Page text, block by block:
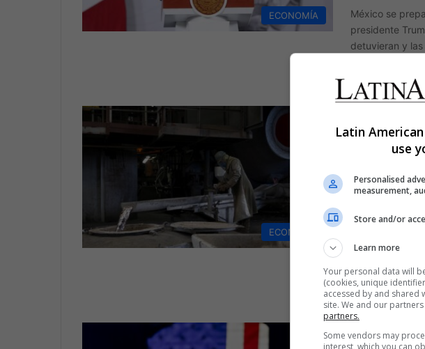
ECONOMÍA
México se
presidente
detuvieran y
ECONOMÍA
América
con
un trueno
Read More
The Latin
Latin
use
Personalised
measurement,
Store and/or
Learn more
Your personal data will
(cookies, unique
accessed by and shared
site. We and our
partners.
Some vendors may
interest, which you can